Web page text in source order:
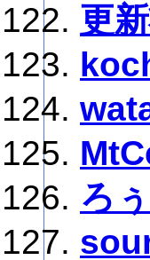
更
ろ